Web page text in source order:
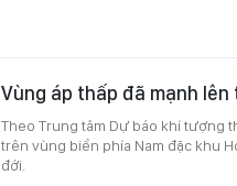
Vùng áp thấp đã mạnh
Theo Trung tâm Dự báo khí tượng
trên vùng biển phía Nam đặc khu
đới.